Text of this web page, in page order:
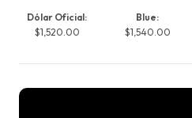
Dólar Oficial:
$1,520.00
Blue:
$1,540.00